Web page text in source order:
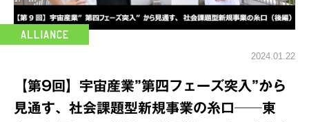
2024.01.22
【第9回】宇宙産業”第四フェーズ突入”から
見通す、社会課題型新規事業の糸口──東